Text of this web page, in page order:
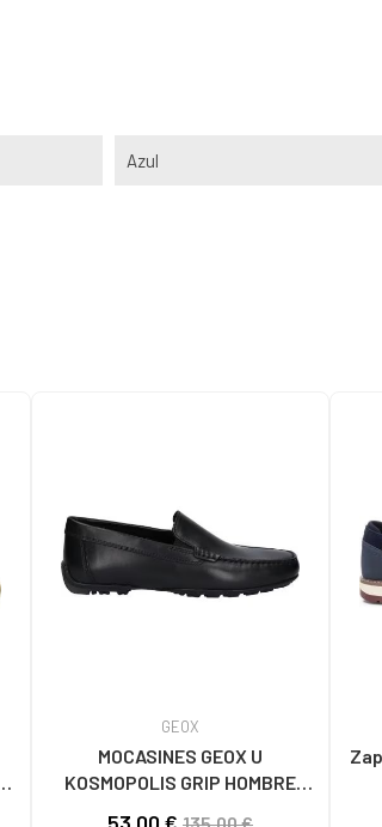
Azul
GEOX
MOCASINES GEOX U
KOSMOPOLIS GRIP HOMBRE
53,00 € 135,00 €